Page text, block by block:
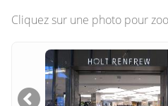
Cliquez sur une photo pour